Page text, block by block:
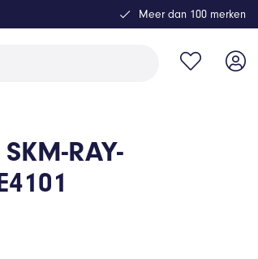
Meer dan 100 merken
RAY-